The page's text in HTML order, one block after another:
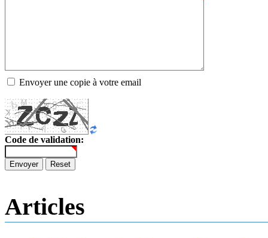
Envoyer une copie à votre email
Code de validation:
Envoyer Reset
Articles